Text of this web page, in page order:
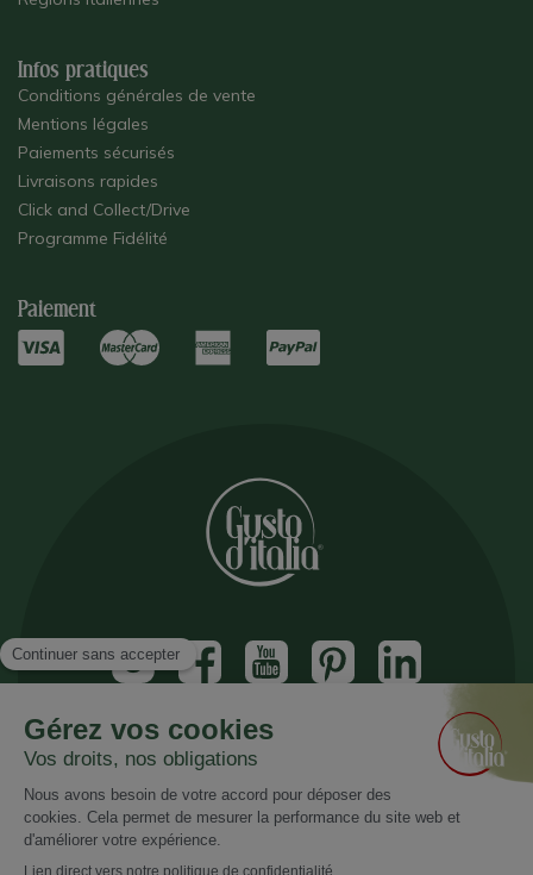
Infos pratiques
Conditions générales de vente
Mentions légales
Paiements sécurisés
Livraisons rapides
Click and Collect/Drive
Programme Fidélité
Paiement
Inscrivez vous à notre newsletter
Recevez nos nouveautés et promotions
Email